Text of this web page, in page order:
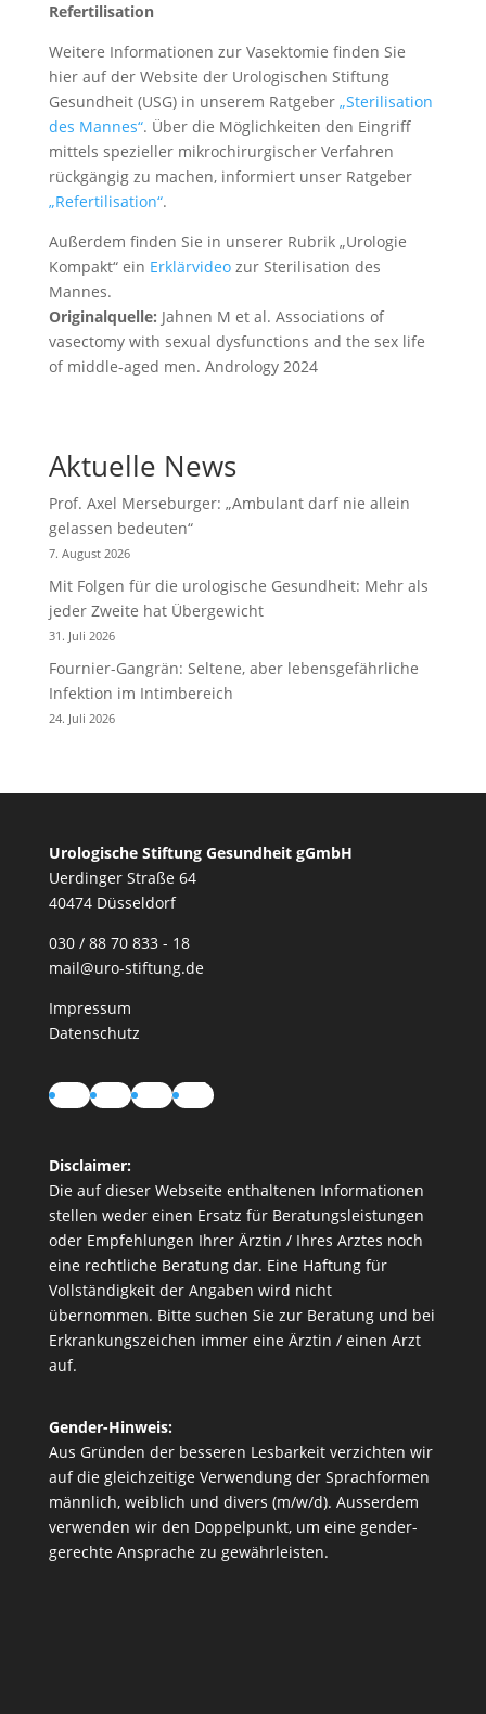
Refertilisation
Weitere Informationen zur Vasektomie finden Sie
hier auf der Website der Urologischen Stiftung
Gesundheit (USG) in unserem Ratgeber „Sterilisation
des Mannes“. Über die Möglichkeiten den Eingriff
mittels spezieller mikrochirurgischer Verfahren
rückgängig zu machen, informiert unser Ratgeber
„Refertilisation“.
Außerdem finden Sie in unserer Rubrik „Urologie
Kompakt“ ein Erklärvideozur Sterilisation des
Mannes.
Originalquelle: Jahnen M et al. Associations of
vasectomy with sexual dysfunctions and the sex life
of middle-aged men. Andrology 2024
Aktuelle News
Prof. Axel Merseburger: „Ambulant darf nie allein
gelassen bedeuten“
7. August 2026
Mit Folgen für die urologische Gesundheit: Mehr als
jeder Zweite hat Übergewicht
31. Juli 2026
Fournier-Gangrän: Seltene, aber lebensgefährliche
Infektion im Intimbereich
24. Juli 2026
Urologische Stiftung Gesundheit gGmbH
Uerdinger Straße 64
40474 Düsseldorf
030 / 88 70 833 - 18
mail@uro-stiftung.de
Impressum
Datenschutz
Instagram
LinkedIn
YouTube
TikTok
Disclaimer:
Die auf dieser Webseite enthaltenen Informationen
stellen weder einen Ersatz für Beratungsleistungen
oder Empfehlungen Ihrer Ärztin / Ihres Arztes noch
eine rechtliche Beratung dar. Eine Haftung für
Vollständigkeit der Angaben wird nicht
übernommen. Bitte suchen Sie zur Beratung und bei
Erkrankungszeichen immer eine Ärztin / einen Arzt
auf.
Gender-Hinweis:
Aus Gründen der besseren Lesbarkeit verzichten wir
auf die gleichzeitige Verwendung der Sprachformen
männlich, weiblich und divers (m/w/d). Ausserdem
verwenden wir den Doppelpunkt, um eine gender-
gerechte Ansprache zu gewährleisten.